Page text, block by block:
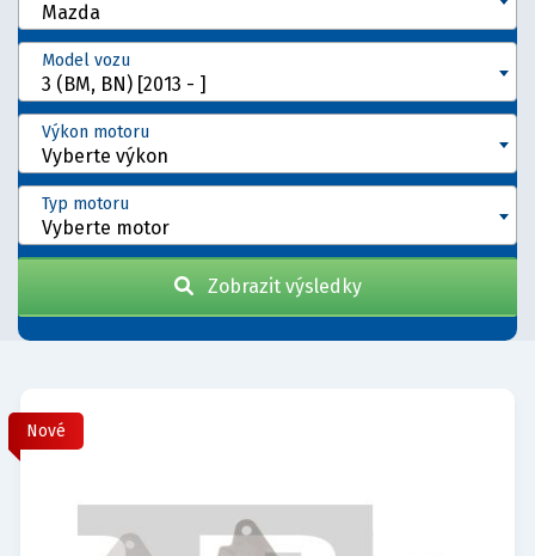
Mazda
3 (BM, BN) [2013 - ]
Model vozu
Vyberte výkon
Výkon motoru
Vyberte motor
Typ motoru
Zobrazit výsledky
Nové